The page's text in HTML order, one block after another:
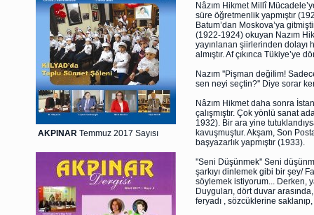
AKPINAR Temmuz 2017 Sayısı
Nâzım Hikmet Millî
süre öğretmenlik yapmıştır
Batum’dan Moskova’ya
(1922-1924) okuyan Nazım
yayınlanan şiirlerinden dolayı
almıştır. Af çıkınca
Nazım ''Pişman değiIim!
sen neyi seçtin?'' Diye sorar
Nâzım Hikmet daha sonra
çalışmıştır. Çok yönlü sanat
1932). Bir ara yine
kavuşmuştur. Akşam, Son
başyazarlık yapmıştır (1933).
''Seni Düşünmek'' Seni
şarkıyı dinlemek gibi bir şey/
söylemek istiyorum... Derken,
Duyguları, dört duvar
feryadı , sözcüklerine